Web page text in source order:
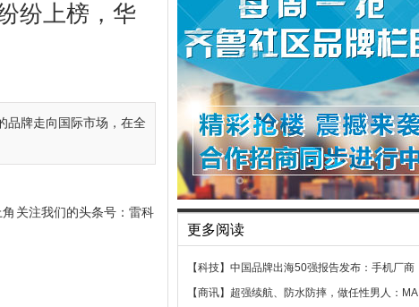
纷上榜，华
品牌走向国际市场，在全
关注我们的头条号：雷科
更多阅读
【科技】 中国品牌出海50强报告发布：手机厂商
【商讯】 超强续航、防水防摔，做任性男人：MA